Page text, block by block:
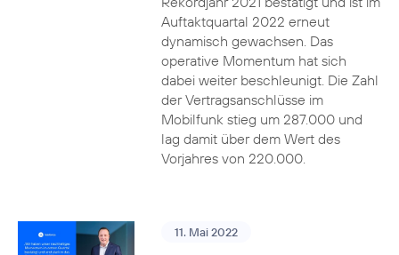
Auftaktquartal 2022 erneut
dynamisch gewachsen. Das
operative Momentum hat sich
dabei weiter beschleunigt. Die Zahl
der Vertragsanschlüsse im
Mobilfunk stieg um 287.000 und
lag damit über dem Wert des
Vorjahres von 220.000.
11. Mai 2022